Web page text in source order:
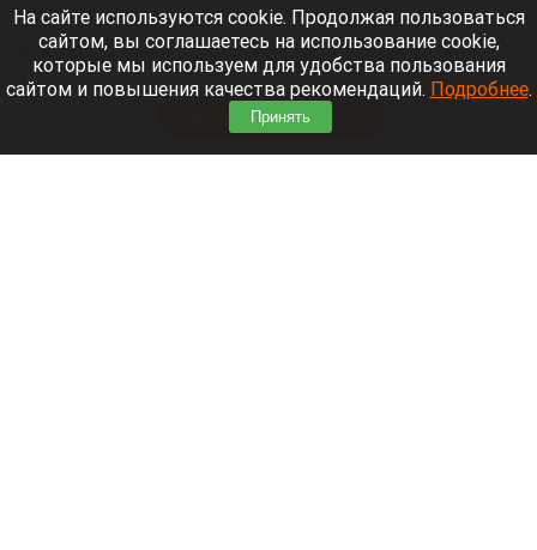
6 августа 2026 в 17:00
Глава Барнаула Вячеслав Франк 6 августа
провел выездное совещание на ул. Парфенова.
Читать полностью
На сайте используются cookie. Продолжая пользоваться
сайтом, вы соглашаетесь на использование cookie,
которые мы используем для удобства пользования
сайтом и повышения качества рекомендаций. Подробнее.
Принять